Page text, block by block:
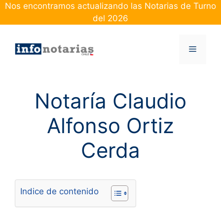
Skip
Nos encontramos actualizando las Notarias de Turno
del 2026
Menu
Notaría Claudio
Alfonso Ortiz
Cerda
Indice de contenido